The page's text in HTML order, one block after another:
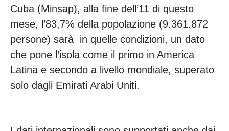
Cuba (Minsap), alla fine dell’11 di questo
mese, l’83,7% della popolazione (9.361.872
persone) sarà in quelle condizioni, un dato
che pone l’isola come il primo in America
Latina e secondo a livello mondiale, superato
solo dagli Emirati Arabi Uniti.